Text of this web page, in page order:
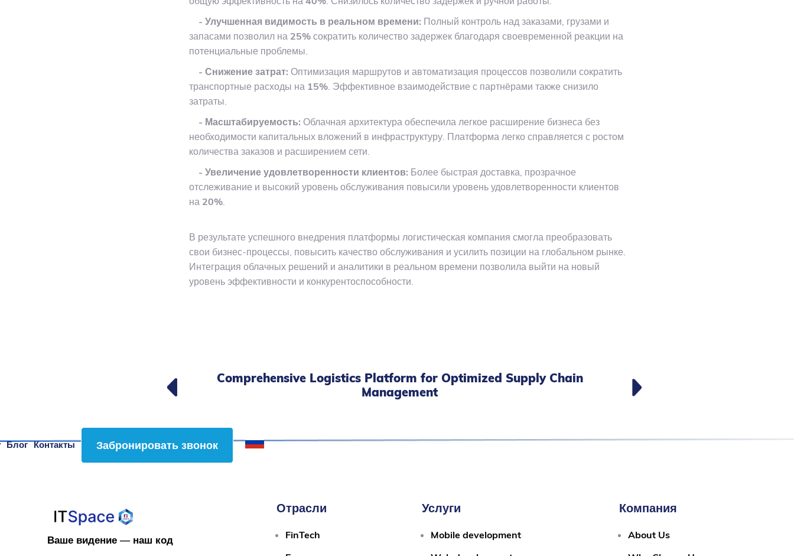
- Улучшенная видимость в реальном времени: Полный контроль над заказами, грузами и
запасами позволил на 25% сократить количество задержек благодаря своевременной реакции на
потенциальные проблемы.
- Снижение затрат: Оптимизация маршрутов и автоматизация процессов позволили сократить
транспортные расходы на 15%. Эффективное взаимодействие с партнёрами также снизило
затраты.
- Масштабируемость: Облачная архитектура обеспечила легкое расширение бизнеса без
необходимости капитальных вложений в инфраструктуру. Платформа легко справляется с ростом
количества заказов и расширением сети.
- Увеличение удовлетворенности клиентов: Более быстрая доставка, прозрачное
отслеживание и высокий уровень обслуживания повысили уровень удовлетворенности клиентов
на 20%.
В результате успешного внедрения платформы логистическая компания смогла преобразовать
свои бизнес-процессы, повысить качество обслуживания и усилить позиции на глобальном рынке.
Интеграция облачных решений и аналитики в реальном времени позволила выйти на новый
уровень эффективности и конкурентоспособности.
Comprehensive Logistics Platform for Optimized Supply Chain
Management
Блог Контакты Забронировать звонок
Ваше видение — наш код
Отрасли
FinTech
Услуги
Mobile development
Компания
About Us